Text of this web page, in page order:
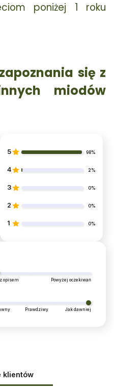
poniżej 1 roku
się z
miodów
5 98%
4 2%
3 0%
2 0%
1 0%
opisem Powyżej oczekiwań
Prawdziwy Jak dawniej
klientów